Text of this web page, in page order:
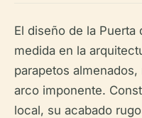
El diseño de la Puerta
medida en la
parapetos
arco imponente.
local, su acabado